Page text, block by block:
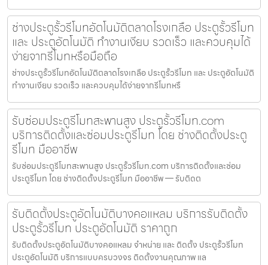
ช่างประตูรั้วรีโมทอัตโนมัติตลาดโรงเกลือ ประตูรั้วรีโมท
และ ประตูอัตโนมัติ ทำงานเงียบ รวดเร็ว และควบคุมได้
ง่ายจากรีโมทหรือมือถือ
ช่างประตูรั้วรีโมทอัตโนมัติตลาดโรงเกลือ ประตูรั้วรีโมท และ ประตูอัตโนมัติ
ทำงานเงียบ รวดเร็ว และควบคุมได้ง่ายจากรีโมทหรื
รับซ่อมประตูรีโมทสะพานสูง ประตูรั้วรีโมท.com
บริการติดตั้งและซ่อมประตูรีโมท โดย ช่างติดตั้งประตู
รีโมท มืออาชีพ
รับซ่อมประตูรีโมทสะพานสูง ประตูรั้วรีโมท.com บริการติดตั้งและซ่อม
ประตูรีโมท โดย ช่างติดตั้งประตูรีโมท มืออาชีพ — รับติดต
รับติดตั้งประตูอัตโนมัติบางคอแหลม บริการรับติดตั้ง
ประตูรั้วรีโมท ประตูอัตโนมัติ ราคาถูก
รับติดตั้งประตูอัตโนมัติบางคอแหลม จำหน่าย และ ติดตั้ง ประตูรั้วรีโมท
ประตูอัตโนมัติ บริการแบบครบวงจร ติดตั้งงานคุณภาพ แล